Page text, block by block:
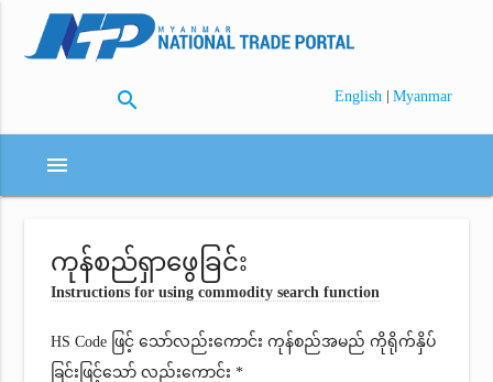
search English | Myanmar
menu
ကုန်စည်ရှာဖွေခြင်း
Instructions for using commodity search function
HS Code ဖြင့် သော်လည်းကောင်း ကုန်စည်အမည် ကိုရိုက်နှိပ်
ခြင်းဖြင့်သော် လည်းကောင်း *